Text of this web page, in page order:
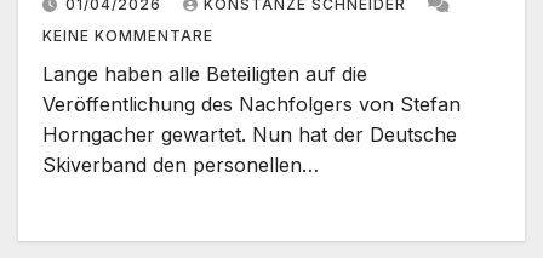
01/04/2026
KONSTANZE SCHNEIDER
KEINE KOMMENTARE
Lange haben alle Beteiligten auf die
Veröffentlichung des Nachfolgers von Stefan
Horngacher gewartet. Nun hat der Deutsche
Skiverband den personellen…